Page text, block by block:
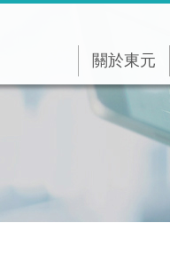
關於東元